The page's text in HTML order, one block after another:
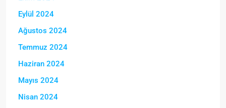
Eylül 2024
Ağustos 2024
Temmuz 2024
Haziran 2024
Mayıs 2024
Nisan 2024